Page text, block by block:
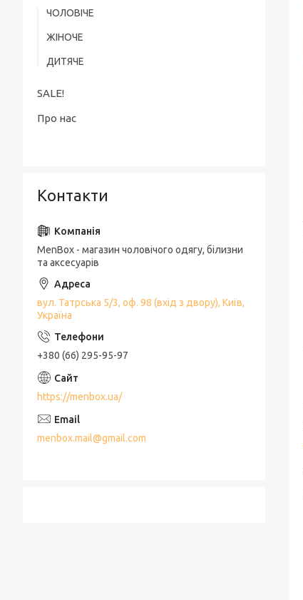
ЧОЛОВІЧЕ
ЖІНОЧЕ
ДИТЯЧЕ
SALE!
Про нас
Контакти
MenBox - магазин чоловічого одягу, білизни
та аксесуарів
вул. Татрська 5/3, оф. 98 (вхід з двору), Київ,
Україна
+380 (66) 295-95-97
https://menbox.ua/
menbox.mail@gmail.com